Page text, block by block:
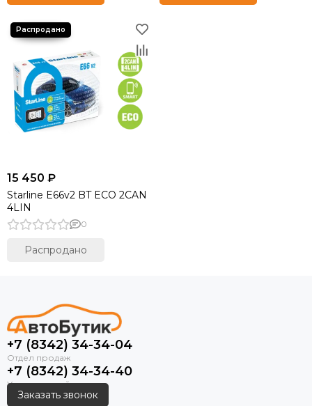
15 450 ₽
Starline E66v2 BT ECO 2CAN
4LIN
0
Распродано
+7 (8342) 34-34-04
+7 (8342) 34-34-40
Заказать звонок